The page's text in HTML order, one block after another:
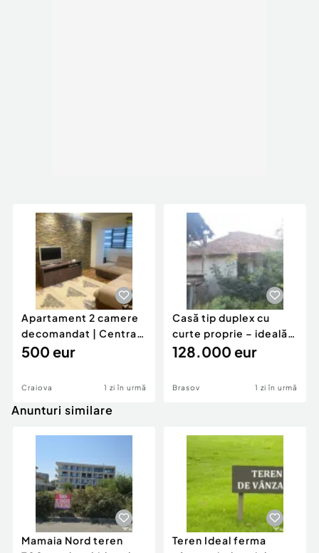
Apartament 2 camere
decomandat | Centrală
proprie | 60 mp |
500 eur
Craiova 1 zi în urmă
Casă tip duplex cu
curte proprie – ideală
pentru renovar
128.000 eur
Brasov 1 zi în urmă
Anunturi similare
Mamaia Nord teren
Teren Ideal ferma